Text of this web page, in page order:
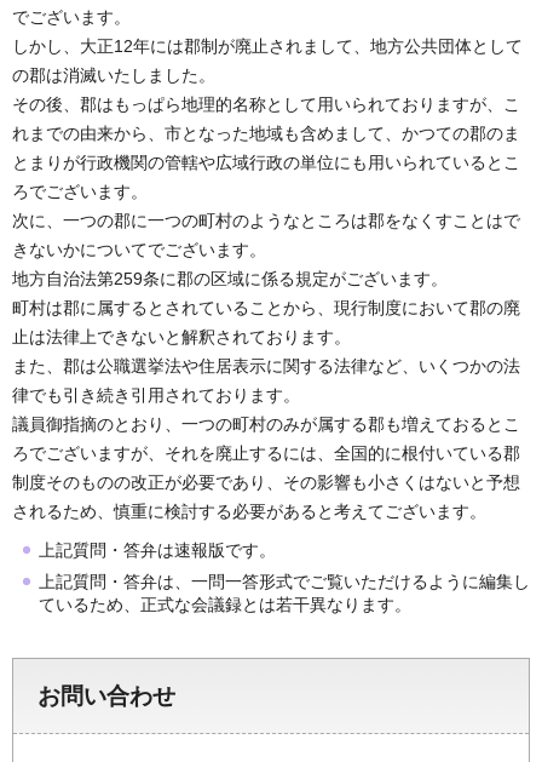
でございます。
しかし、大正12年には郡制が廃止されまして、地方公共団体として
の郡は消滅いたしました。
その後、郡はもっぱら地理的名称として用いられておりますが、こ
れまでの由来から、市となった地域も含めまして、かつての郡のま
とまりが行政機関の管轄や広域行政の単位にも用いられているとこ
ろでございます。
次に、一つの郡に一つの町村のようなところは郡をなくすことはで
きないかについてでございます。
地方自治法第259条に郡の区域に係る規定がございます。
町村は郡に属するとされていることから、現行制度において郡の廃
止は法律上できないと解釈されております。
また、郡は公職選挙法や住居表示に関する法律など、いくつかの法
律でも引き続き引用されております。
議員御指摘のとおり、一つの町村のみが属する郡も増えておるとこ
ろでございますが、それを廃止するには、全国的に根付いている郡
制度そのものの改正が必要であり、その影響も小さくはないと予想
されるため、慎重に検討する必要があると考えてございます。
上記質問・答弁は速報版です。
上記質問・答弁は、一問一答形式でご覧いただけるように編集し
ているため、正式な会議録とは若干異なります。
お問い合わせ